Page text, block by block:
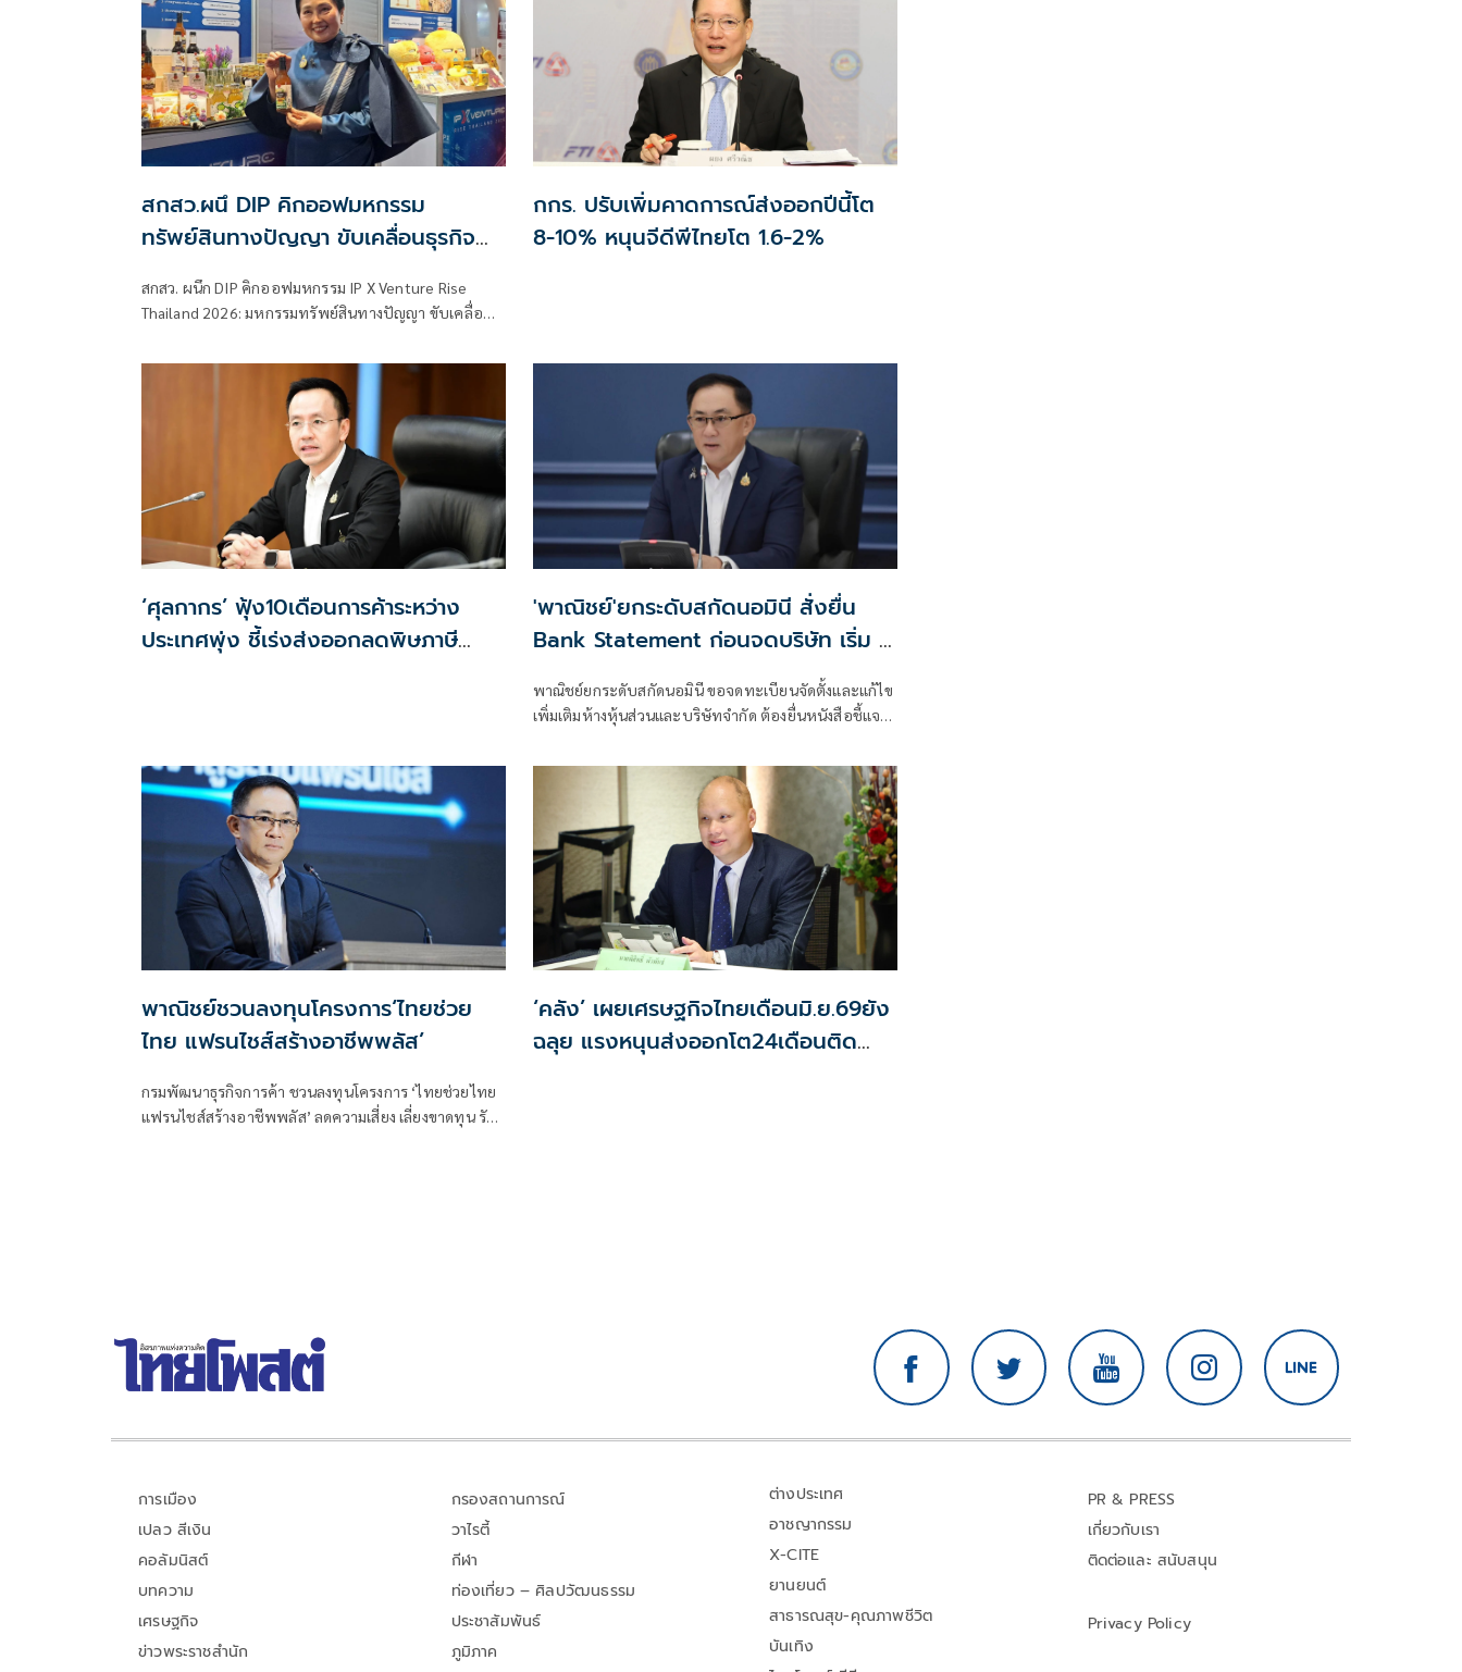
สกสว.ผนึ DIP คิกออฟมหกรรม
ทรัพย์สินทางปัญญา ขับเคลื่อนธุรกิจ
สกสว. ผนึก DIP คิกออฟมหกรรม IP X Venture Rise
Thailand 2026: มหกรรมทรัพย์สินทางปัญญา ขับเคลื่อน
ปัญญาผ่านกองทุน ววน. เพิ่มคุณค่างานวิจัยไทย
กกร. ปรับเพิ่มคาดการณ์ส่งออกปีนี้โต
8-10% หนุนจีดีพีไทยโต 1.6-2%
‘ศุลกากร’ ฟุ้ง10เดือนการค้าระหว่าง
ประเทศพุ่ง ชี้เร่งส่งออกลดพิษภาษี
'พาณิชย์'ยกระดับสกัดนอมินี สั่งยื่น
Bank Statement ก่อนจดบริษัท เริ่ม 1
พาณิชย์ยกระดับสกัดนอมินี ขอจดทะเบียนจัดตั้งและแก้ไข
เพิ่มเติมห้างหุ้นส่วนและบริษัทจำกัด ต้องยื่นหนังสือชี้แจง
เป็นต้นไป
พาณิชย์ชวนลงทุนโครงการ‘ไทยช่วย
ไทย แฟรนไชส์สร้างอาชีพพลัส’
กรมพัฒนาธุรกิจการค้า ชวนลงทุนโครงการ ‘ไทยช่วยไทย
แฟรนไชส์สร้างอาชีพพลัส’ ลดความเสี่ยง เลี่ยงขาดทุน รัฐ
‘คลัง’ เผยเศรษฐกิจไทยเดือนมิ.ย.69ยัง
ฉลุย แรงหนุนส่งออกโต24เดือนติด
การเมือง
เปลว สีเงิน
คอลัมนิสต์
บทความ
เศรษฐกิจ
ข่าวพระราชสำนัก
กรองสถานการณ์
วาไรตี้
กีฬา
ท่องเที่ยว – ศิลปวัฒนธรรม
ประชาสัมพันธ์
ภูมิภาค
ต่างประเทศ
อาชญากรรม
X-CITE
ยานยนต์
สาธารณสุข-คุณภาพชีวิต
บันเทิง
PR & PRESS
เกี่ยวกับเรา
ติดต่อและ สนับสนุน
Privacy Policy